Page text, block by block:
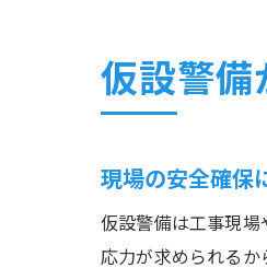
仮設警備
現場の安全確保
仮設警備は工事現
応力が求められる